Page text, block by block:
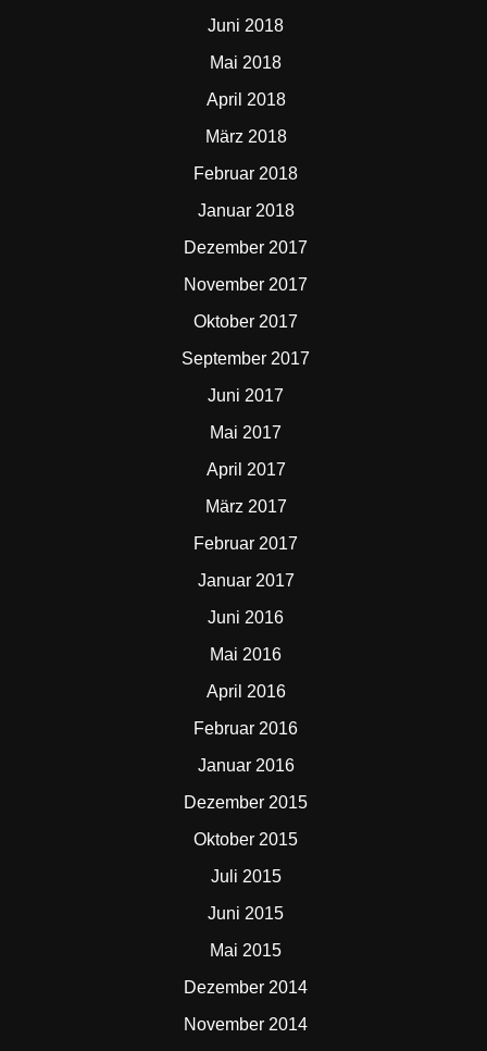
Juni 2018
Mai 2018
April 2018
März 2018
Februar 2018
Januar 2018
Dezember 2017
November 2017
Oktober 2017
September 2017
Juni 2017
Mai 2017
April 2017
März 2017
Februar 2017
Januar 2017
Juni 2016
Mai 2016
April 2016
Februar 2016
Januar 2016
Dezember 2015
Oktober 2015
Juli 2015
Juni 2015
Mai 2015
Dezember 2014
November 2014